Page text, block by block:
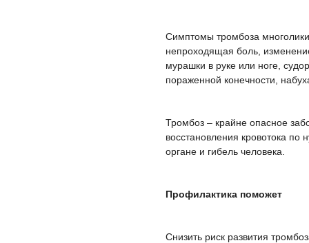
Симптомы тромбоза
непроходящая боль,
мурашки в руке или ноге,
пораженной конечности,
Тромбоз – крайне опасное
восстановления кровотока
органе и гибель человека.
Профилактика поможет
Снизить риск развития